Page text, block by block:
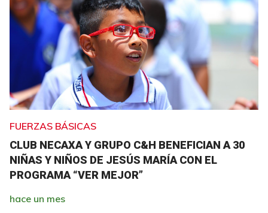
FUERZAS BÁSICAS
CLUB NECAXA Y GRUPO C&H BENEFICIAN A 30
NIÑAS Y NIÑOS DE JESÚS MARÍA CON EL
PROGRAMA “VER MEJOR”
hace un mes